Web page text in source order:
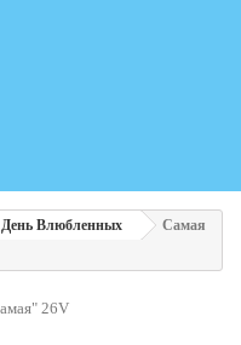
День Влюбленных
Самая